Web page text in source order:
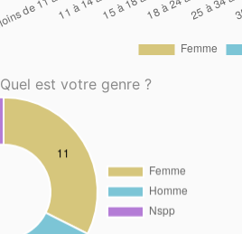
Quel est votre genre ?